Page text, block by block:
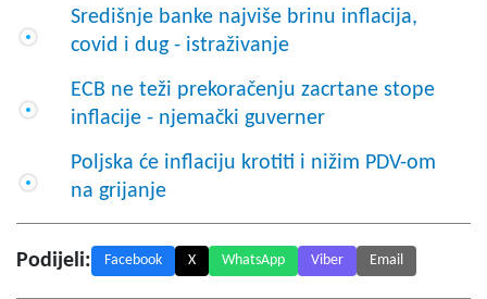
Središnje banke najviše brinu inflacija,
covid i dug - istraživanje
ECB ne teži prekoračenju zacrtane stope
inflacije - njemački guverner
Poljska će inflaciju krotiti i nižim PDV-om
na grijanje
Podijeli: Facebook X WhatsApp Viber Email